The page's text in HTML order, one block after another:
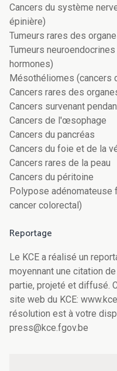
Cancers du système
épinière)
Tumeurs rares des
Tumeurs
hormones)
Mésothéliomes (cancers
Cancers rares des
Cancers survenant
Cancers de l'œsophage
Cancers du pancréas
Cancers du foie et de la
Cancers rares de la peau
Cancers du péritoine
Polypose
cancer colorectal)
Reportage
Le KCE a réalisé un
moyennant une citation
partie, projeté et diffusé.
site web du KCE:
résolution est à votre
press@kce.fgov.be